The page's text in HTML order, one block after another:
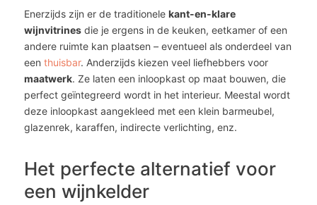
Enerzijds zijn er de traditionele kant-en-klare
wijnvitrines die je ergens in de keuken, eetkamer of een
andere ruimte kan plaatsen – eventueel als onderdeel van
een thuisbar. Anderzijds kiezen veel liefhebbers voor
maatwerk. Ze laten een inloopkast op maat bouwen, die
perfect geïntegreerd wordt in het interieur. Meestal wordt
deze inloopkast aangekleed met een klein barmeubel,
glazenrek, karaffen, indirecte verlichting, enz.
Het perfecte alternatief voor
een wijnkelder